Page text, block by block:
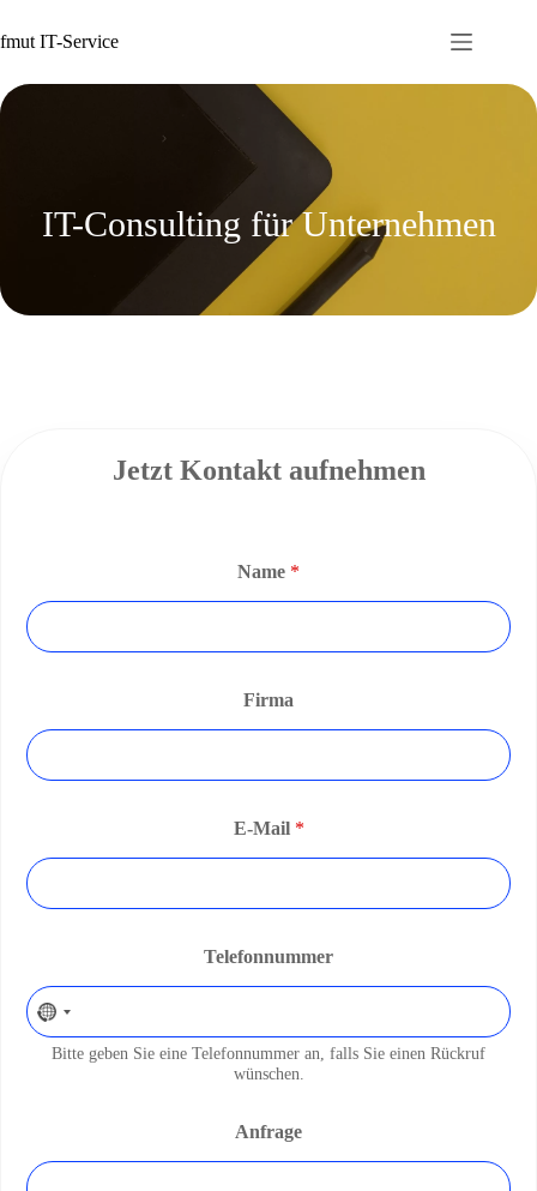
Inhalt
springen
fmut IT-Service
IT-Consulting für Unternehmen
Jetzt Kontakt aufnehmen
Name *
Firma
E-Mail *
Telefonnummer
Bitte geben Sie eine Telefonnummer an, falls Sie einen Rückruf
wünschen.
Anfrage